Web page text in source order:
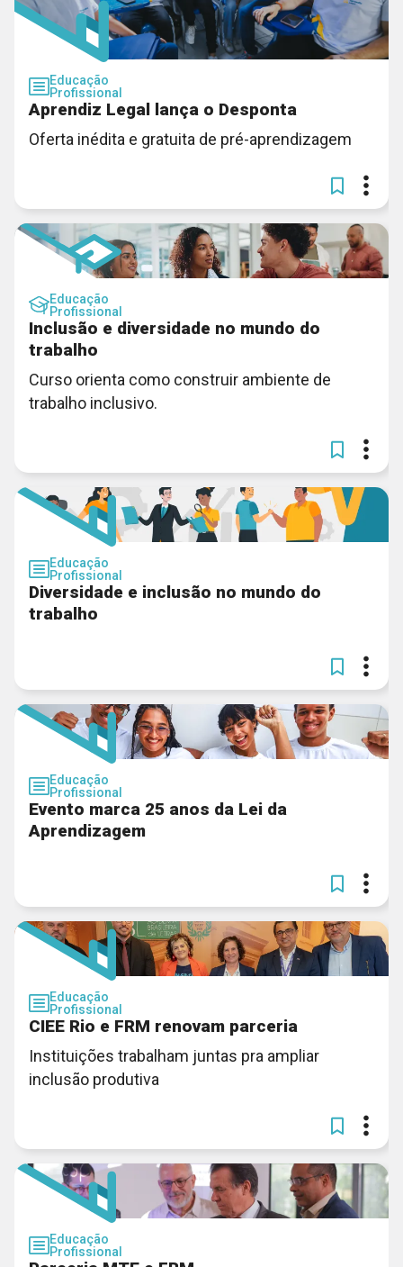
Educação
Profissional
Aprendiz Legal lança o Desponta
Oferta inédita e gratuita de pré-aprendizagem
Educação
Profissional
Inclusão e diversidade no mundo do
trabalho
Curso orienta como construir ambiente de
trabalho inclusivo.
Educação
Profissional
Diversidade e inclusão no mundo do
trabalho
Educação
Profissional
Evento marca 25 anos da Lei da
Aprendizagem
Educação
Profissional
CIEE Rio e FRM renovam parceria
Instituições trabalham juntas pra ampliar
inclusão produtiva
Educação
Profissional